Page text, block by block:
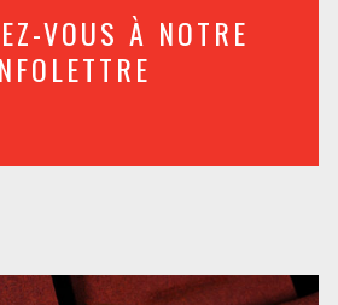
VOUS À NOTRE